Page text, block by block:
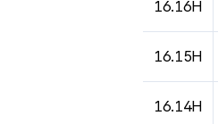
16.16H
16.15H
16.14H